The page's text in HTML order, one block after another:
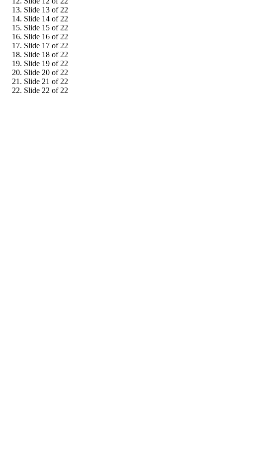
Slide 13 of 22
Slide 14 of 22
Slide 15 of 22
Slide 16 of 22
Slide 17 of 22
Slide 18 of 22
Slide 19 of 22
Slide 20 of 22
Slide 21 of 22
Slide 22 of 22